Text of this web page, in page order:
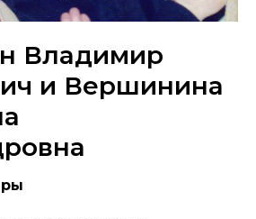
Владимир
и Вершинина